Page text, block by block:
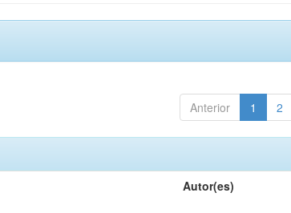
Anterior 1 2
Autor(es)